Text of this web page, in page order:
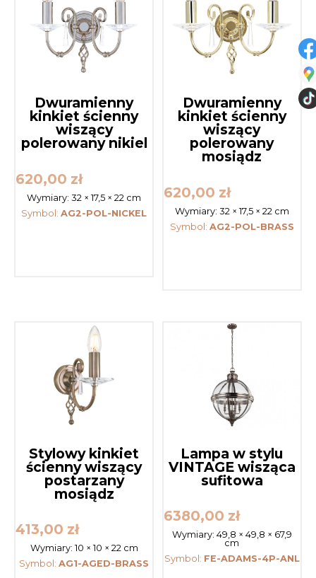
Dwuramienny
kinkiet ścienny
wiszący
polerowany nikiel
620,00 zł
Wymiary:32 × 17,5 × 22 cm
Symbol:AG2-POL-NICKEL
Dwuramienny
kinkiet ścienny
wiszący
polerowany
mosiądz
620,00 zł
Wymiary: 32 × 17,5 × 22 cm
Symbol: AG2-POL-BRASS
Stylowy kinkiet
ścienny wiszący
postarzany
mosiądz
413,00 zł
Wymiary: 10 × 10 × 22 cm
Symbol:AG1-AGED-BRASS
Lampa w stylu
VINTAGE wisząca
sufitowa
6380,00 zł
Wymiary: 49,8 × 49,8 × 67,9
cm
Symbol: FE-ADAMS-4P-ANL